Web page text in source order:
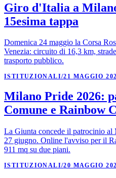
Giro d'Italia a
15esima tappa
Domenica 24 maggio la Corsa
Venezia: circuito di 16,3 km,
trasporto pubblico.
ISTITUZIONALI/21 MAGGIO
Milano Pride 2026:
Comune e Rainbow
La Giunta concede il patrocinio al
27 giugno. Online l'avviso per il
911 mq su due piani.
ISTITUZIONALI /20 MAGGIO